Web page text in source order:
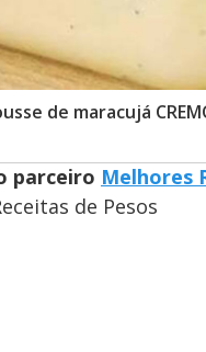
de maracujá
parceiro Melhores
de Pesos